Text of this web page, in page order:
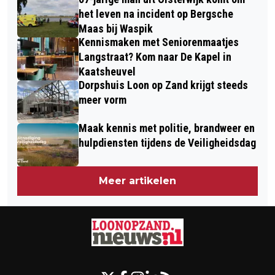
het leven na incident op Bergsche
Maas bij Waspik
Kennismaken met Seniorenmaatjes
Langstraat? Kom naar De Kapel in
Kaatsheuvel
Dorpshuis Loon op Zand krijgt steeds
meer vorm
Maak kennis met politie, brandweer en
hulpdiensten tijdens de Veiligheidsdag
Meer artikelen